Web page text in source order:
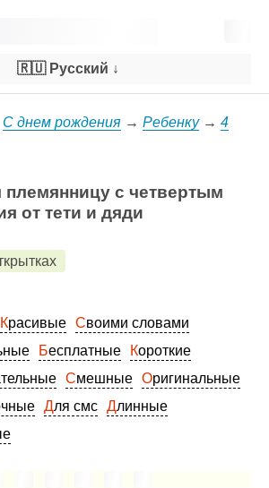
🇷🇺 Русский ↓
С днем рождения → Ребенку→ 4
с четвертым
от тети и дяди
Красивые
Своими словами
Бесплатные
Короткие
Смешные
Оригинальные
Для смс
Длинные